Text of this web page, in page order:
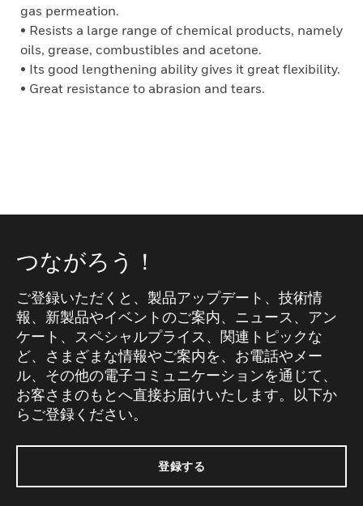
gas permeation.
• Resists a large range of chemical products, namely
oils, grease, combustibles and acetone.
• Its good lengthening ability gives it great flexibility.
• Great resistance to abrasion and tears.
つながろう！
ご登録いただくと、製品アップデート、技術情
報、新製品やイベントのご案内、ニュース、アン
ケート、スペシャルプライス、関連トピックな
ど、さまざまな情報やご案内を、お電話やメー
ル、その他の電子コミュニケーションを通じて、
お客さまのもとへ直接お届けいたします。以下か
らご登録ください。
登録する